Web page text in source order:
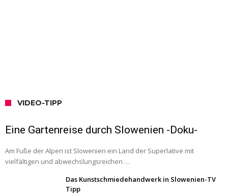
VIDEO-TIPP
Eine Gartenreise durch Slowenien -Doku-
Am Fuße der Alpen ist Slowenien ein Land der Superlative mit
vielfältigen und abwechslungsreichen …
Das Kunstschmiedehandwerk in Slowenien-TV
Tipp